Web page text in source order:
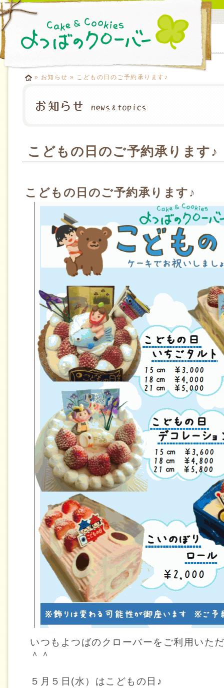
» お知らせ » こどもの日のご予約承ります♪
こどもの日のご予約承ります♪
こどもの日のご予約承ります♪
いつもよつばのクローバーをご利用いた
＾＾
５月５日(水）はこどもの日♪